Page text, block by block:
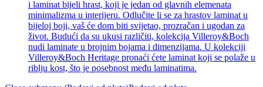
i laminat bijeli hrast, koji je jedan od glavnih elemenata
minimalizma u interijeru. Odlučite li se za hrastov laminat u
bijeloj boji, vaš će dom biti svijetao, prozračan i ugodan za
život. Budući da su ukusi različiti, kolekcija Villeroy&Boch
nudi laminate u brojnim bojama i dimenzijama. U kolekciji
Villeroy&Boch Heritage pronaći ćete laminat koji se polaže u
riblju kost, što je posebnost među laminatima.